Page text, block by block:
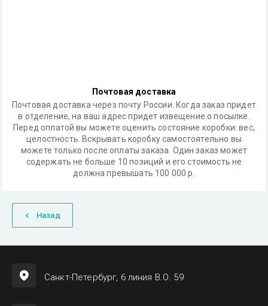
Почтовая доставка
Почтовая доставка через почту России. Когда заказ придет
в отделение, на ваш адрес придет извещение о посылке.
Перед оплатой вы можете оценить состояние коробки: вес,
целостность. Вскрывать коробку самостоятельно вы
можете только после оплаты заказа. Один заказ может
содержать не больше 10 позиций и его стоимость не
должна превышать 100 000 р.
Назад
Санкт-Петербург, 6 линия В.О. 59